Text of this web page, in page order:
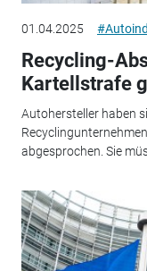
01.04.2025
Recycling-
Kartellstrafe
Autohersteller haben
abgesprochen. Sie